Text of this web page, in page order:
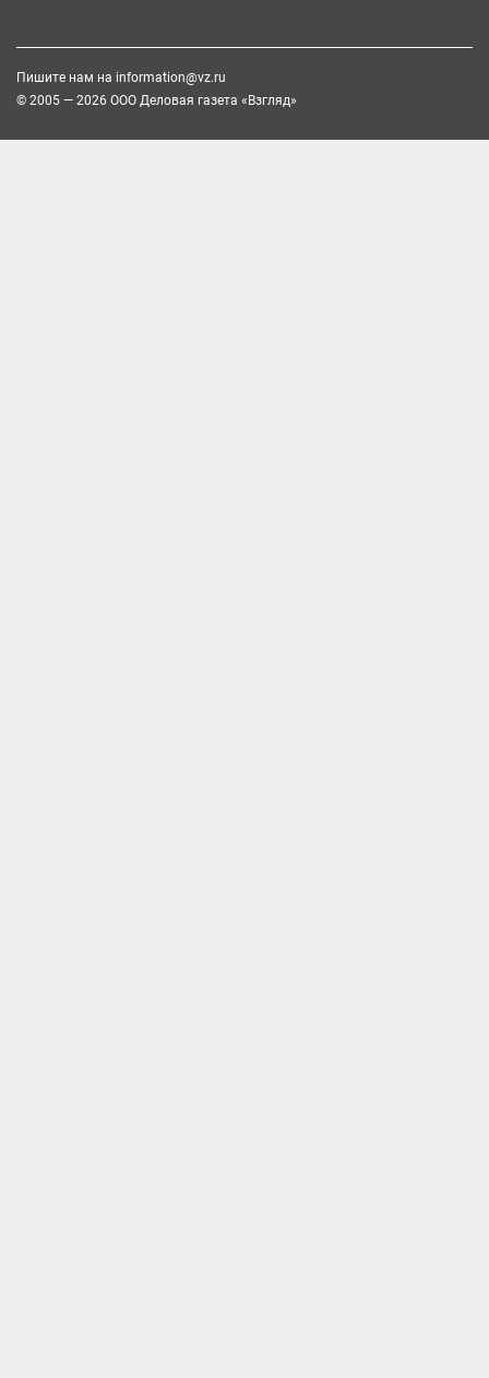
Пишите нам на information@vz.ru
© 2005 — 2026 ООО Деловая газета «Взгляд»